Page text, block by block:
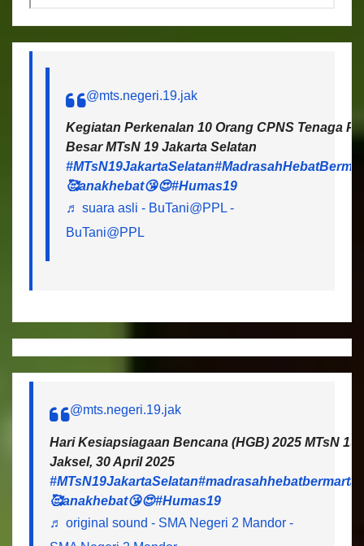
@mts.negeri.19.jak
Kegiatan Perkenalan 10 Orang CPNS Tenaga
Besar MTsN 19 Jakarta Selatan
#MTsN19JakartaSelatan
🥰anakhebat😘😍#Humas19
♬ suara asli - BuTani@PPL -
BuTani@PPL
@mts.negeri.19.jak
Hari Kesiapsiagaan Bencana (HGB) 2025 MTsN
Jaksel, 30 April 2025
#MTsN19JakartaSelatan
🥰anakhebat😘😍#Humas19
♬ original sound - SMA Negeri 2 Mandor -